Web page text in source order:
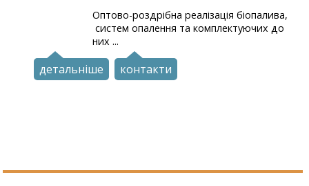
Оптово-роздрібна реалізація біопалива,
систем опалення та комплектуючих до
них ...
детальніше контакти